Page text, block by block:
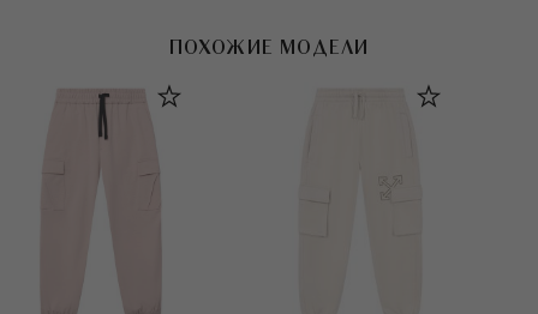
ПОХОЖИЕ МОДЕЛИ